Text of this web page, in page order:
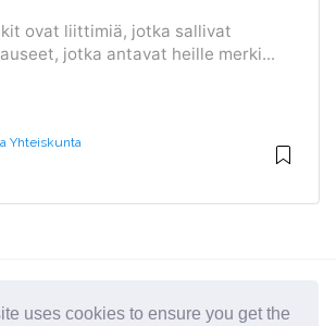
uses cookies to ensure you get the
ovat liittimiä, jotka sallivat
jotka antavat heille merki...
Yhteiskunta